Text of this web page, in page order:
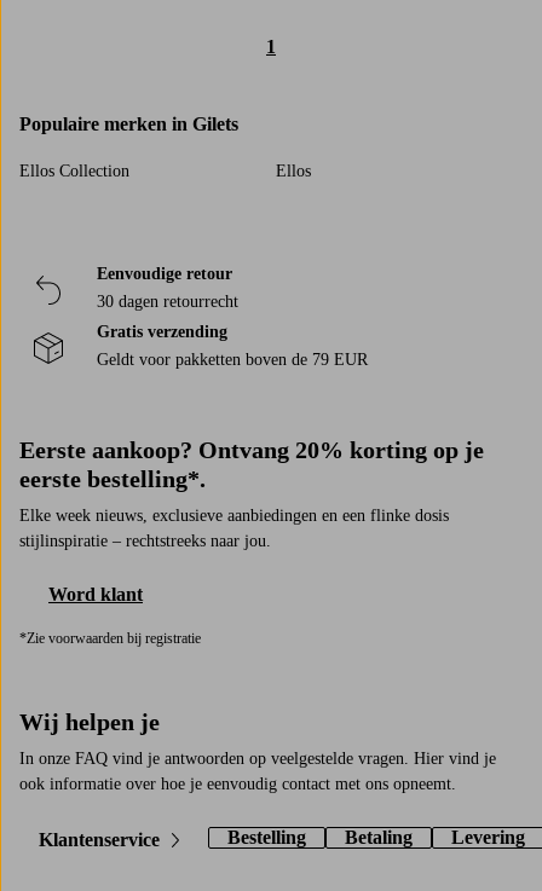
1
Populaire merken in Gilets
Ellos Collection Ellos
Eenvoudige retour
30 dagen retourrecht
Gratis verzending
Geldt voor pakketten boven de 79 EUR
Eerste aankoop? Ontvang 20% korting op je
eerste bestelling*.
Elke week nieuws, exclusieve aanbiedingen en een flinke dosis
stijlinspiratie – rechtstreeks naar jou.
Word klant
*Zie voorwaarden bij registratie
Wij helpen je
In onze FAQ vind je antwoorden op veelgestelde vragen. Hier vind je
ook informatie over hoe je eenvoudig contact met ons opneemt.
Klantenservice Bestelling Betaling Levering